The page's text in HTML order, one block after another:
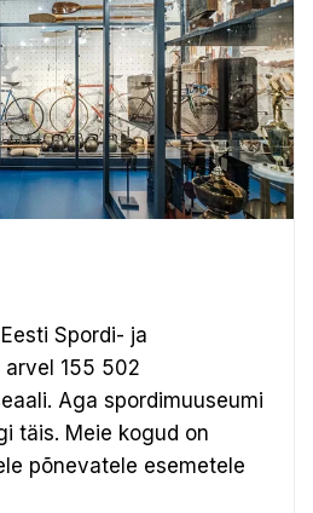
Spordi- ja
arvel 155 502
Aga spordimuuseumi
täis. Meie kogud on
põnevatele esemetele